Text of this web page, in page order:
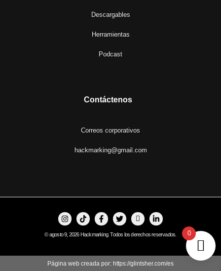
Descargables
Herramientas
Podcast
Contáctenos
Correos corporativos
hackmarking@gmail.com
© agosto 9, 2026 Hackmarking. Todos los derechos reservados.
Página web creada por: https://glintsher.com/es
0